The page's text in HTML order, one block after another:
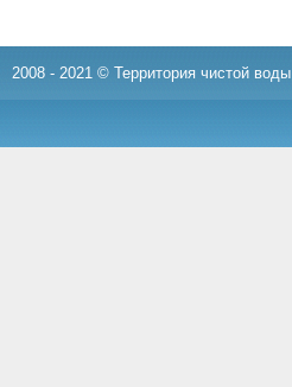
2008 - 2021 © Территория чистой воды